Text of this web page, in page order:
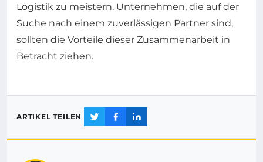
Logistik zu meistern. Unternehmen, die auf der
Suche nach einem zuverlässigen Partner sind,
sollten die Vorteile dieser Zusammenarbeit in
Betracht ziehen.
ARTIKEL TEILEN